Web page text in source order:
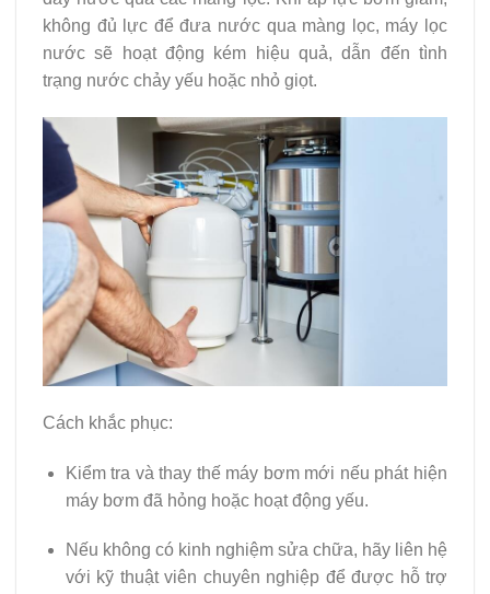
không đủ lực để đưa nước qua màng lọc, máy lọc
nước sẽ hoạt động kém hiệu quả, dẫn đến tình
trạng nước chảy yếu hoặc nhỏ giọt.
Cách khắc phục:
Kiểm tra và thay thế máy bơm mới nếu phát hiện
máy bơm đã hỏng hoặc hoạt động yếu.
Nếu không có kinh nghiệm sửa chữa, hãy liên hệ
với kỹ thuật viên chuyên nghiệp để được hỗ trợ